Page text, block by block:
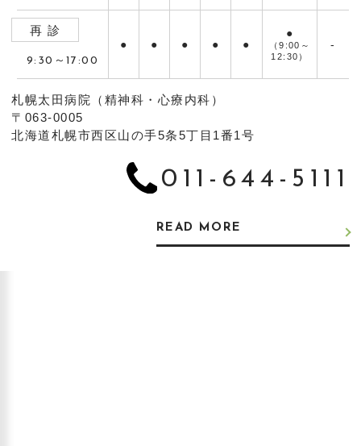
再 診
9:30～17:00
● ● ● ● ●
●
（9:00～
12:30）
-
札幌太田病院（精神科・心療内科）
〒063-0005
北海道札幌市西区山の手5条5丁目1番1号
011-644-5111
READ MORE